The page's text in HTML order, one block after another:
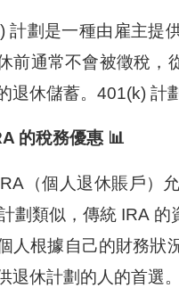
計劃是一種由雇主提
前通常不會被徵稅，
退休儲蓄。401(k) 計
的稅務優惠 📊
（個人退休賬戶）
劃類似，傳統 IRA
人根據自己的財務狀
退休計劃的人的首選。